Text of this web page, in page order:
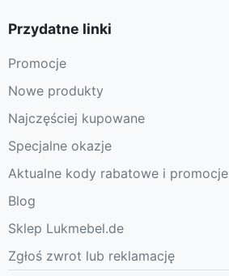
Przydatne linki
Promocje
Nowe produkty
Najczęściej kupowane
Specjalne okazje
Aktualne kody rabatowe i promocje
Blog
Sklep Lukmebel.de
Zgłoś zwrot lub reklamację